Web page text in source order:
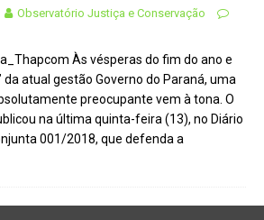
Observatório Justiça e Conservação
Às vésperas do fim do ano e
da atual gestão Governo do Paraná, uma
preocupante vem à tona. O
na última quinta-feira (13), no Diário
001/2018, que defenda a